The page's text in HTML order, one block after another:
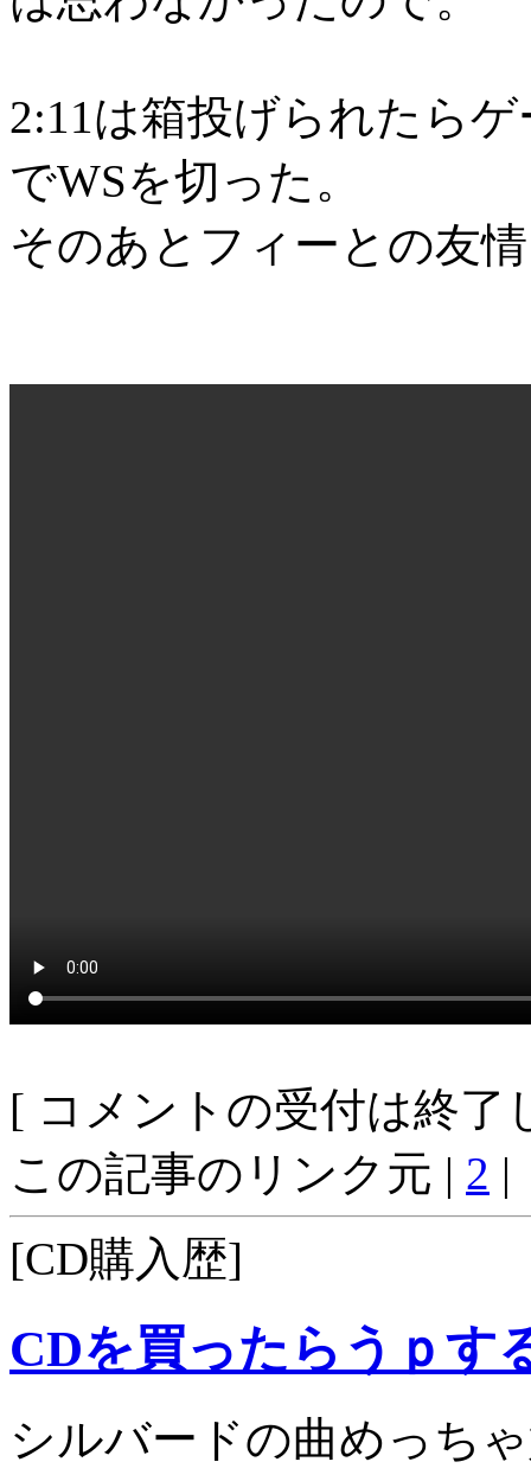
2:11は箱投げられたら
でWSを切った。
そのあとフィーとの友
[ コメントの受付は終了
この記事のリンク元 | 2 |
[CD購入歴]
CDを買ったらうｐす
シルバードの曲めっち